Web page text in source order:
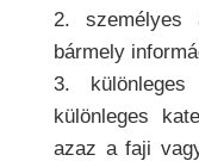
2. személyes
bármely
3.
különleges
azaz a faji